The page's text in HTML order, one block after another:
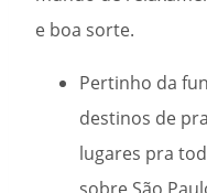
e boa sorte.
Pertinho da
destinos de
lugares pra